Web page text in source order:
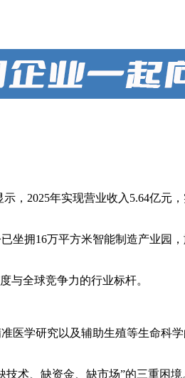
，2025年实现营业收入5.64亿元
坐拥16万平方米智能制造产业园
与全球竞争力的行业标杆。
医学研究以及辅助生殖等生命科
术、缺资金、缺市场”的三重困